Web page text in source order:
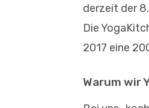
derzeit der
Die
2017 eine
Warum wir